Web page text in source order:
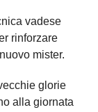
vadese
rinforzare
mister.
glorie
alla giornata